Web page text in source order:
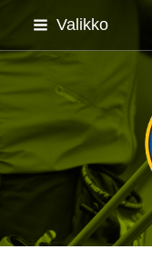
Siirry
sisältöön
Valikko